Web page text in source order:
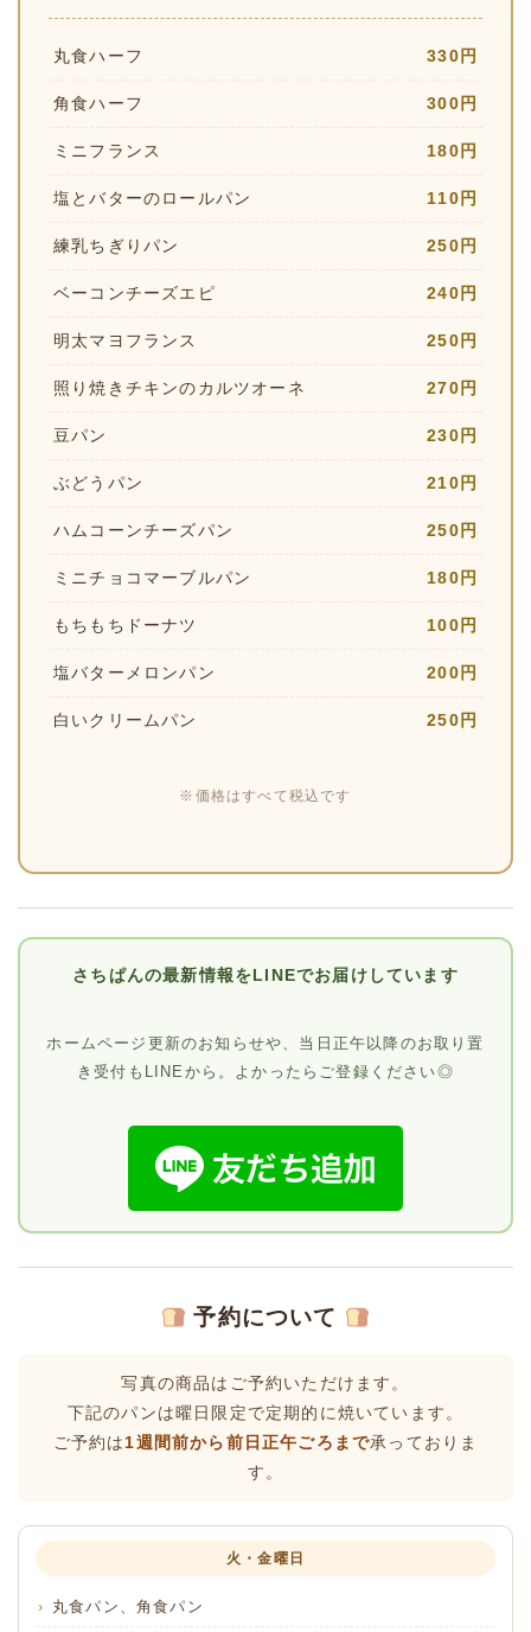
丸食ハーフ 330円
角食ハーフ 300円
ミニフランス 180円
塩とバターのロールパン 110円
練乳ちぎりパン 250円
ベーコンチーズエピ 240円
明太マヨフランス 250円
照り焼きチキンのカルツオーネ 270円
豆パン 230円
ぶどうパン 210円
ハムコーンチーズパン 250円
ミニチョコマーブルパン 180円
もちもちドーナツ 100円
塩バターメロンパン 200円
白いクリームパン 250円
※価格はすべて税込です
さちぱんの最新情報をLINEでお届けしています
ホームページ更新のお知らせや、当日正午以降のお取り置
き受付もLINEから。よかったらご登録ください◎
予約について
写真の商品はご予約いただけます。
下記のパンは曜日限定で定期的に焼いています。
ご予約は1週間前から前日正午ごろまで承っておりま
す。
火・金曜日
丸食パン、角食パン